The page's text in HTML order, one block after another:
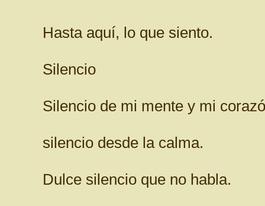
Hasta aquí, lo que siento.
Silencio
Silencio de mi mente y mi
silencio desde la calma.
Dulce silencio que no habla.